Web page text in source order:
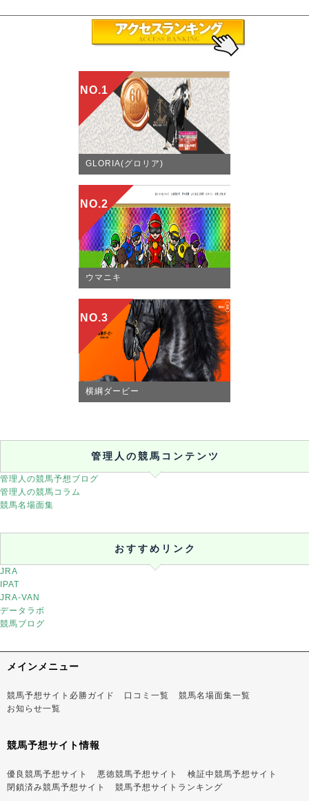
NO.1
GLORIA(グロリア)
NO.2
ウマニキ
NO.3
横綱ダービー
管理人の競馬コンテンツ
管理人の競馬予想ブログ
管理人の競馬コラム
競馬名場面集
おすすめリンク
JRA
IPAT
JRA-VAN
データラボ
競馬ブログ
メインメニュー
競馬予想サイト必勝ガイド 口コミ一覧
競馬名場面集一覧
お知らせ一覧
競馬予想サイト情報
優良競馬予想サイト 悪徳競馬予想サイト
検証中競馬予想サイト
閉鎖済み競馬予想サイト
競馬予想サイトランキング